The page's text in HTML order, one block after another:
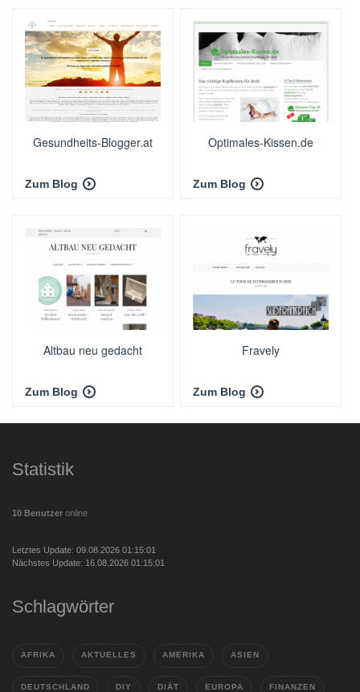
Gesundheits-Blogger.at
Zum Blog
Optimales-Kissen.de
Zum Blog
Altbau neu gedacht
Zum Blog
Fravely
Zum Blog
Statistik
10 Benutzer online
Letztes Update: 09.08.2026 01:15:01
Nächstes Update: 16.08.2026 01:15:01
Schlagwörter
AFRIKA AKTUELLES AMERIKA ASIEN
DEUTSCHLAND DIY DIÄT EUROPA FINANZEN